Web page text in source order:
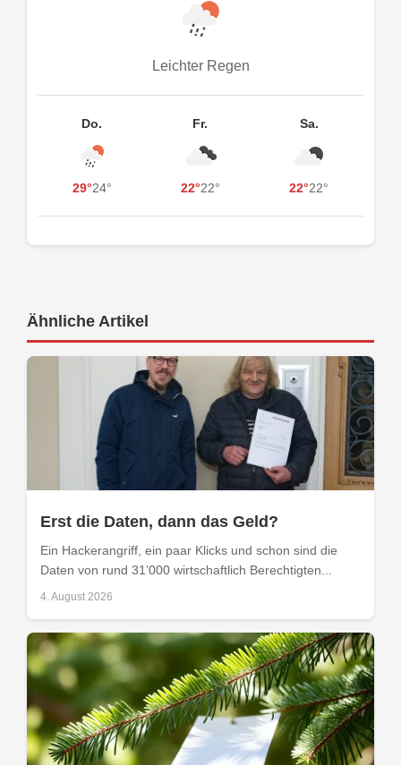
Leichter Regen
Do.
29°24°
Fr.
22°22°
Sa.
22°22°
Ähnliche Artikel
Erst die Daten, dann das Geld?
Ein Hackerangriff, ein paar Klicks und schon sind die
Daten von rund 31’000 wirtschaftlich Berechtigten...
4. August 2026